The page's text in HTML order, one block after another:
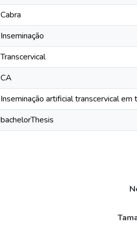
Cabra
Inseminação
Transcervical
CA
Inseminação artificial transcervical
bachelorThesis